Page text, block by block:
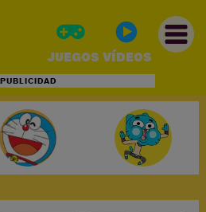
JUEGOS VÍDEOS
PUBLICIDAD